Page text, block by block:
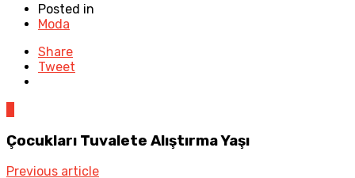
Posted in
Moda
Share
Tweet
Çocukları Tuvalete Alıştırma Yaşı
Previous article